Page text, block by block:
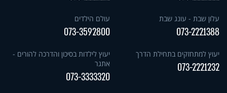
עלון שבת - עונג שבת
073-2221388
עולם הילדים
073-3592800
יעוץ למתחזקים בתחילת הדרך
073-2221232
יעוץ לילדות בסיכון והדרכה להורים -
אתגר
073-3333320